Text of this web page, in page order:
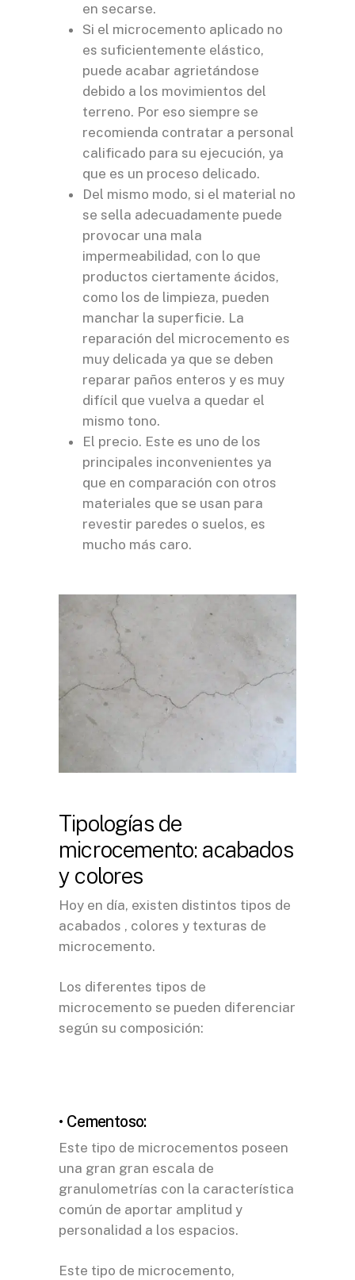
en secarse.
Si el microcemento aplicado no
es suficientemente elástico,
puede acabar agrietándose
debido a los movimientos del
terreno. Por eso siempre se
recomienda contratar a personal
calificado para su ejecución, ya
que es un proceso delicado.
Del mismo modo, si el material no
se sella adecuadamente puede
provocar una mala
impermeabilidad, con lo que
productos ciertamente ácidos,
como los de limpieza, pueden
manchar la superficie. La
reparación del microcemento es
muy delicada ya que se deben
reparar paños enteros y es muy
difícil que vuelva a quedar el
mismo tono.
El precio. Este es uno de los
principales inconvenientes ya
que en comparación con otros
materiales que se usan para
revestir paredes o suelos, es
mucho más caro.
Tipologías de
microcemento: acabados
y colores
Hoy en día, existen distintos tipos de
acabados , colores y texturas de
microcemento.
Los diferentes tipos de
microcemento se pueden diferenciar
según su composición:
• Cementoso:
Este tipo de microcementos poseen
una gran gran escala de
granulometrías con la característica
común de aportar amplitud y
personalidad a los espacios.
Este tipo de microcemento,